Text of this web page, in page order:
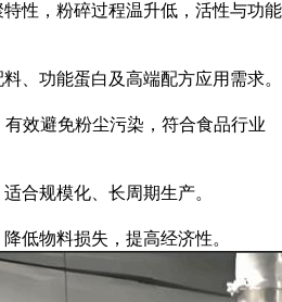
性，粉碎过程温升低，活性与功能
、功能蛋白及高端配方应用需求。
有效避免粉尘污染，符合食品行业
合规模化、长周期生产。
低物料损失，提高经济性。